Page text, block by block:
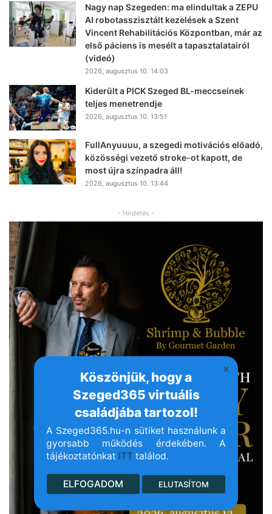
Köszönjük, hogy a
Szeged365 virtuális
családjába tartozol!
A Szeged365.hu-n sütiket használunk a
gyorsabb működés érdekében. A
tájékoztatónkat ITT találod.
ELFOGADOM ELUTASÍTOM
Nagy nap Szegeden: ma elindultak a ZEPU
AI robotasszisztált kezelések a Szent
Vincent Rehabilitációs Központban, már az
első páciens is mesélt a tapasztalatairól
(videó)
2026, augusztus 10. 14:03
Kiderült a PICK Szeged BL-meccseinek
teljes menetrendje
2026, augusztus 10. 13:51
FullAnyuuuu, a szegedi motivációs előadó,
közösségi vezető stroke-ot kapott, de
most újra színpadra áll!
2026, augusztus 10. 13:44
- Hirdetés -